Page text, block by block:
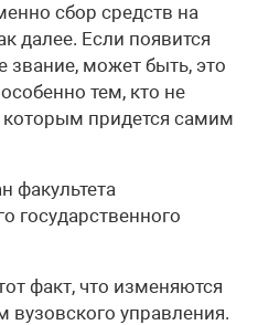
сбор средств на
далее. Если появится
звание, может быть, это
тем, кто не
которым придется самим
факультета
государственного
факт, что изменяются
вузовского управления.